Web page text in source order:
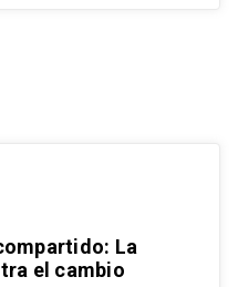
La
el cambio